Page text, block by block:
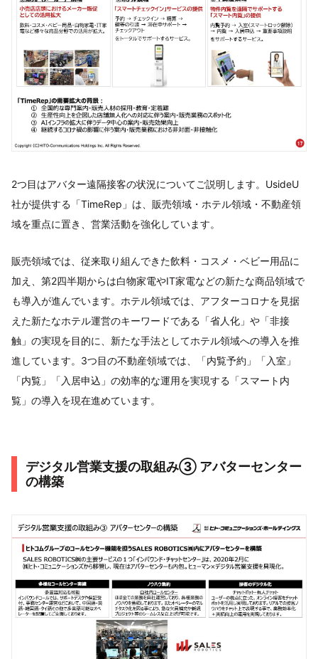
2つ目はアバター遠隔接客の状況についてご説明します。UsideU
社が提供する「TimeRep」は、販売領域・ホテル領域・不動産領
域を重点に置き、営業活動を強化しています。
販売領域では、従来取り組んできた飲料・コスメ・ベビー用品に
加え、第2四半期からは白物家電やIT家電などの新たな商品領域で
も導入が進んでいます。ホテル領域では、アフターコロナを見据
えた新たなホテル運営のキーワードである「省人化」や「非接
触」の実現を目的に、新たな手法としてホテル領域への導入を推
進しています。3つ目の不動産領域では、「内覧予約」「入室」
「内覧」「入居申込」の効率的な運用を実現する「スマート内
覧」の導入を現在進めています。
デジタル営業支援の取組み③ アバターセンター
の構築